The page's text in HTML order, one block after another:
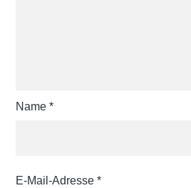
Name*
E-Mail-Adresse*